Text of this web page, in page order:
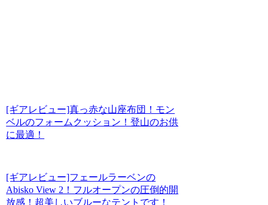
[ギアレビュー]真っ赤な山座布団！モン
ベルのフォームクッション！登山のお供
に最適！
[ギアレビュー]フェールラーベンの
Abisko View 2！フルオープンの圧倒的開
放感！超美しいブルーなテントです！